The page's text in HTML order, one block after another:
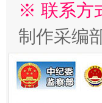
※ 联系方
制作采编